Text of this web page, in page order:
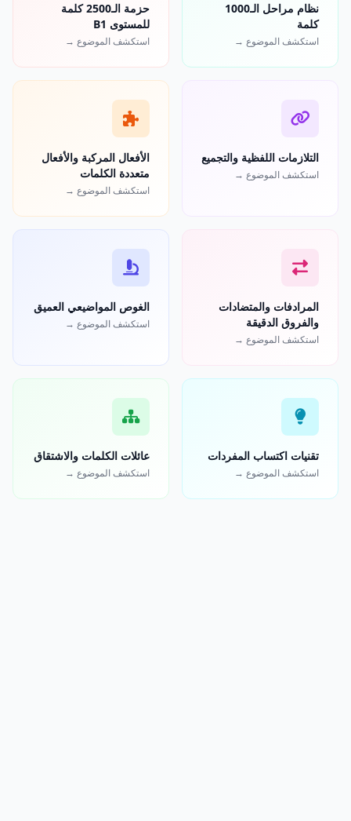
نظام مراحل الـ1000
كلمة
استكشف الموضوع →
حزمة الـ2500 كلمة
للمستوى B1
استكشف الموضوع →
التلازمات اللفظية والتجميع
استكشف الموضوع →
الأفعال المركبة والأفعال
متعددة الكلمات
استكشف الموضوع →
المرادفات والمتضادات
والفروق الدقيقة
استكشف الموضوع →
الغوص المواضيعي العميق
استكشف الموضوع →
تقنيات اكتساب المفردات
استكشف الموضوع →
عائلات الكلمات والاشتقاق
استكشف الموضوع →